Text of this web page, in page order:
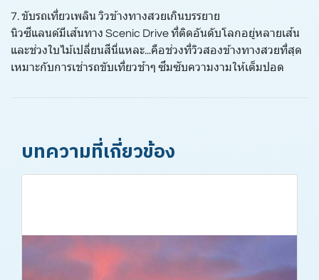
7. ขับรถเที่ยวเพลิน วิวข้างทางสวยเกินบรรยาย
นิวซีแลนด์มีเส้นทาง Scenic Drive ที่ติดอันดับโลกอยู่หลายเส้น
และช่วงใบไม้เปลี่ยนสีนี่แหละ...คือช่วงที่วิวสองข้างทางสวยที่สุด
เหมาะกับการเช่ารถขับเที่ยวช้าๆ ซึมซับความงามให้เต็มปอด
บทความที่เกี่ยวข้อง